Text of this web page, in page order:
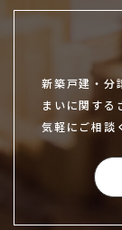
新築戸建・分
まいに関する
気軽にご相談